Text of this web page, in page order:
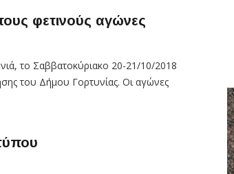
φετινούς αγώνες
το Σαββατοκύριακο 20-21/10/2018
του Δήμου Γορτυνίας. Οι αγώνες